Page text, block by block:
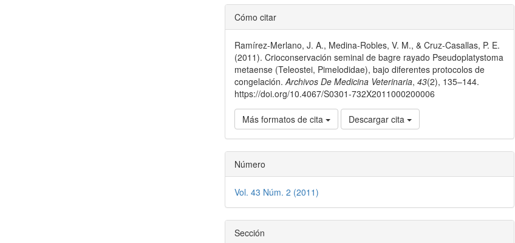
Detalles
del
artículo
Cómo citar
Ramírez-Merlano, J. A., Medina-Robles, V. M., & Cruz-Casallas, P. E.
(2011). Crioconservación seminal de bagre rayado Pseudoplatystoma
metaense (Teleostei, Pimelodidae), bajo diferentes protocolos de
congelación.Archivos De Medicina Veterinaria,43(2), 135–144.
https://doi.org/10.4067/S0301-732X2011000200006
Más formatos de cita Descargar cita
Número
Vol. 43 Núm. 2 (2011)
Sección